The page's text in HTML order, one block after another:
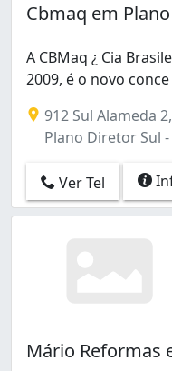
Cbmaq em
A CBMaq ¿ Cia
2009, é o novo conce
912 Sul Alameda
Plano Diretor Sul -
Ver Tel
Mário Reformas